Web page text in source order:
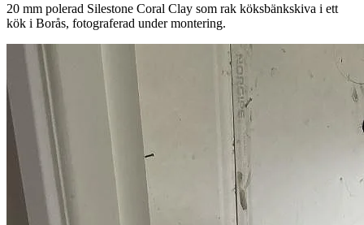
20 mm polerad Silestone Coral Clay som rak köksbänkskiva i ett
kök i Borås, fotograferad under montering.